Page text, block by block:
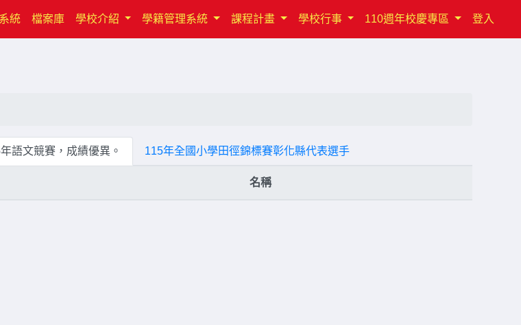
統 檔案庫 學校介紹 學籍管理系統 課程計畫 學校行事 110週年校慶專區 登入
語文競賽，成績優異。 115年全國小學田徑錦標賽彰化縣代表選手
名稱